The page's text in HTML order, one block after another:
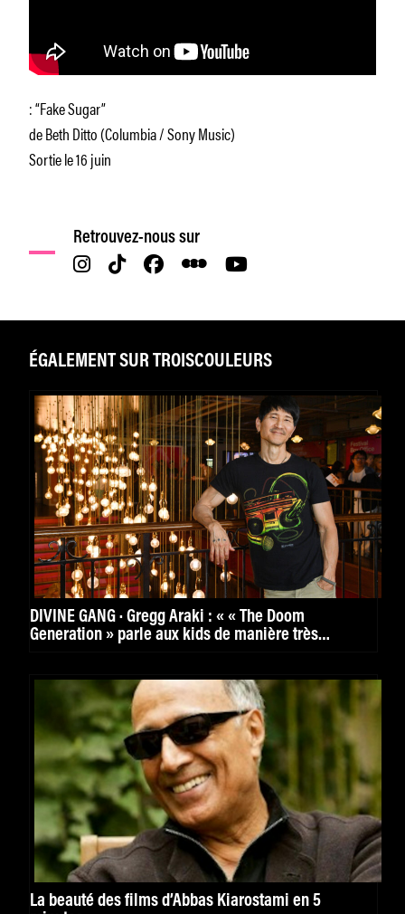
: “Fake Sugar”
de Beth Ditto (Columbia / Sony Music)
Sortie le 16 juin
Retrouvez-nous sur
ÉGALEMENT SUR TROISCOULEURS
DIVINE GANG · Gregg Araki : « « The Doom
Generation » parle aux kids de manière très
La beauté des films d’Abbas Kiarostami en 5